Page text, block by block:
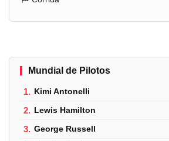
Mundial de Pilotos
1. Kimi Antonelli
2. Lewis Hamilton
3. George Russell